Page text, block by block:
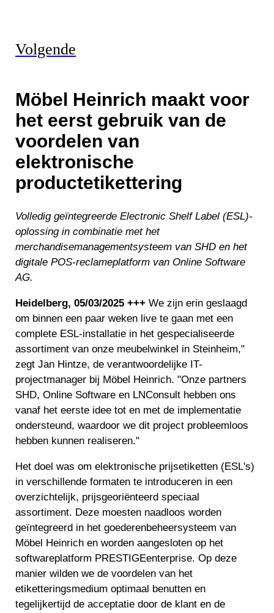
Volgende
Möbel Heinrich maakt voor
het eerst gebruik van de
voordelen van
elektronische
productetikettering
Volledig geïntegreerde Electronic Shelf Label (ESL)-
oplossing in combinatie met het
merchandisemanagementsysteem van SHD en het
digitale POS-reclameplatform van Online Software
AG.
Heidelberg, 05/03/2025 +++ We zijn erin geslaagd
om binnen een paar weken live te gaan met een
complete ESL-installatie in het gespecialiseerde
assortiment van onze meubelwinkel in Steinheim,"
zegt Jan Hintze, de verantwoordelijke IT-
projectmanager bij Möbel Heinrich. "Onze partners
SHD, Online Software en LNConsult hebben ons
vanaf het eerste idee tot en met de implementatie
ondersteund, waardoor we dit project probleemloos
hebben kunnen realiseren."
Het doel was om elektronische prijsetiketten (ESL's)
in verschillende formaten te introduceren in een
overzichtelijk, prijsgeoriënteerd speciaal
assortiment. Deze moesten naadloos worden
geïntegreerd in het goederenbeheersysteem van
Möbel Heinrich en worden aangesloten op het
softwareplatform PRESTIGEenterprise. Op deze
manier wilden we de voordelen van het
etiketteringsmedium optimaal benutten en
tegelijkertijd de acceptatie door de klant en de